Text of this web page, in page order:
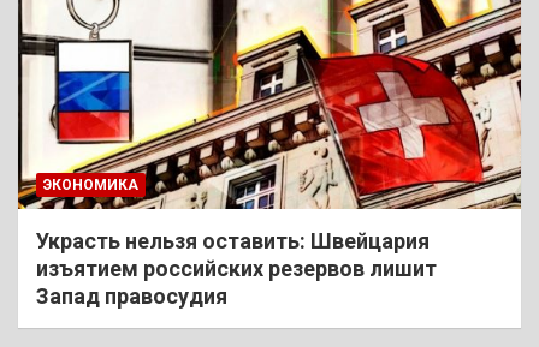
ЭКОНОМИКА
Украсть нельзя оставить: Швейцария
изъятием российских резервов лишит
Запад правосудия